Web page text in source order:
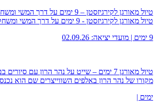
טיול מאורגן לקירגיזסטן – 9 ימים על דרך המשי ומשחקי הנוודים
טיול מאורגן לקירגיזסטן - 9 ימים על דרך המשי ומשחקי הנוודים
9 ימים | מועדי יציאה: 02.09.26
טיול מאורגן 7 ימים – שייט על נהר הרון עם סיורים בבורגנד, פרובנס ושוויץ
מקורו של נהר הרון באלפים השווייצרים שם הוא
ימים |